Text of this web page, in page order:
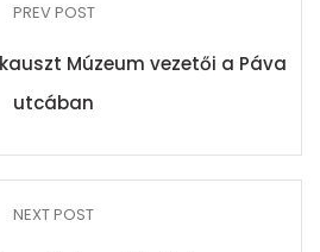
PREV POST
Múzeum vezetői a Páva
utcában
NEXT POST